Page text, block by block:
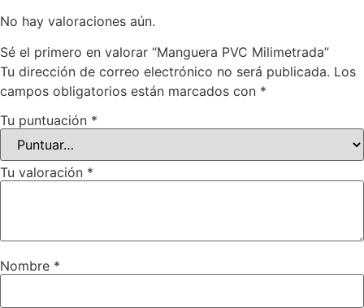
No hay valoraciones aún.
Sé el primero en valorar “Manguera PVC Milimetrada”
Tu dirección de correo electrónico no será publicada. Los
campos obligatorios están marcados con *
Tu puntuación *
Tu valoración *
Nombre *